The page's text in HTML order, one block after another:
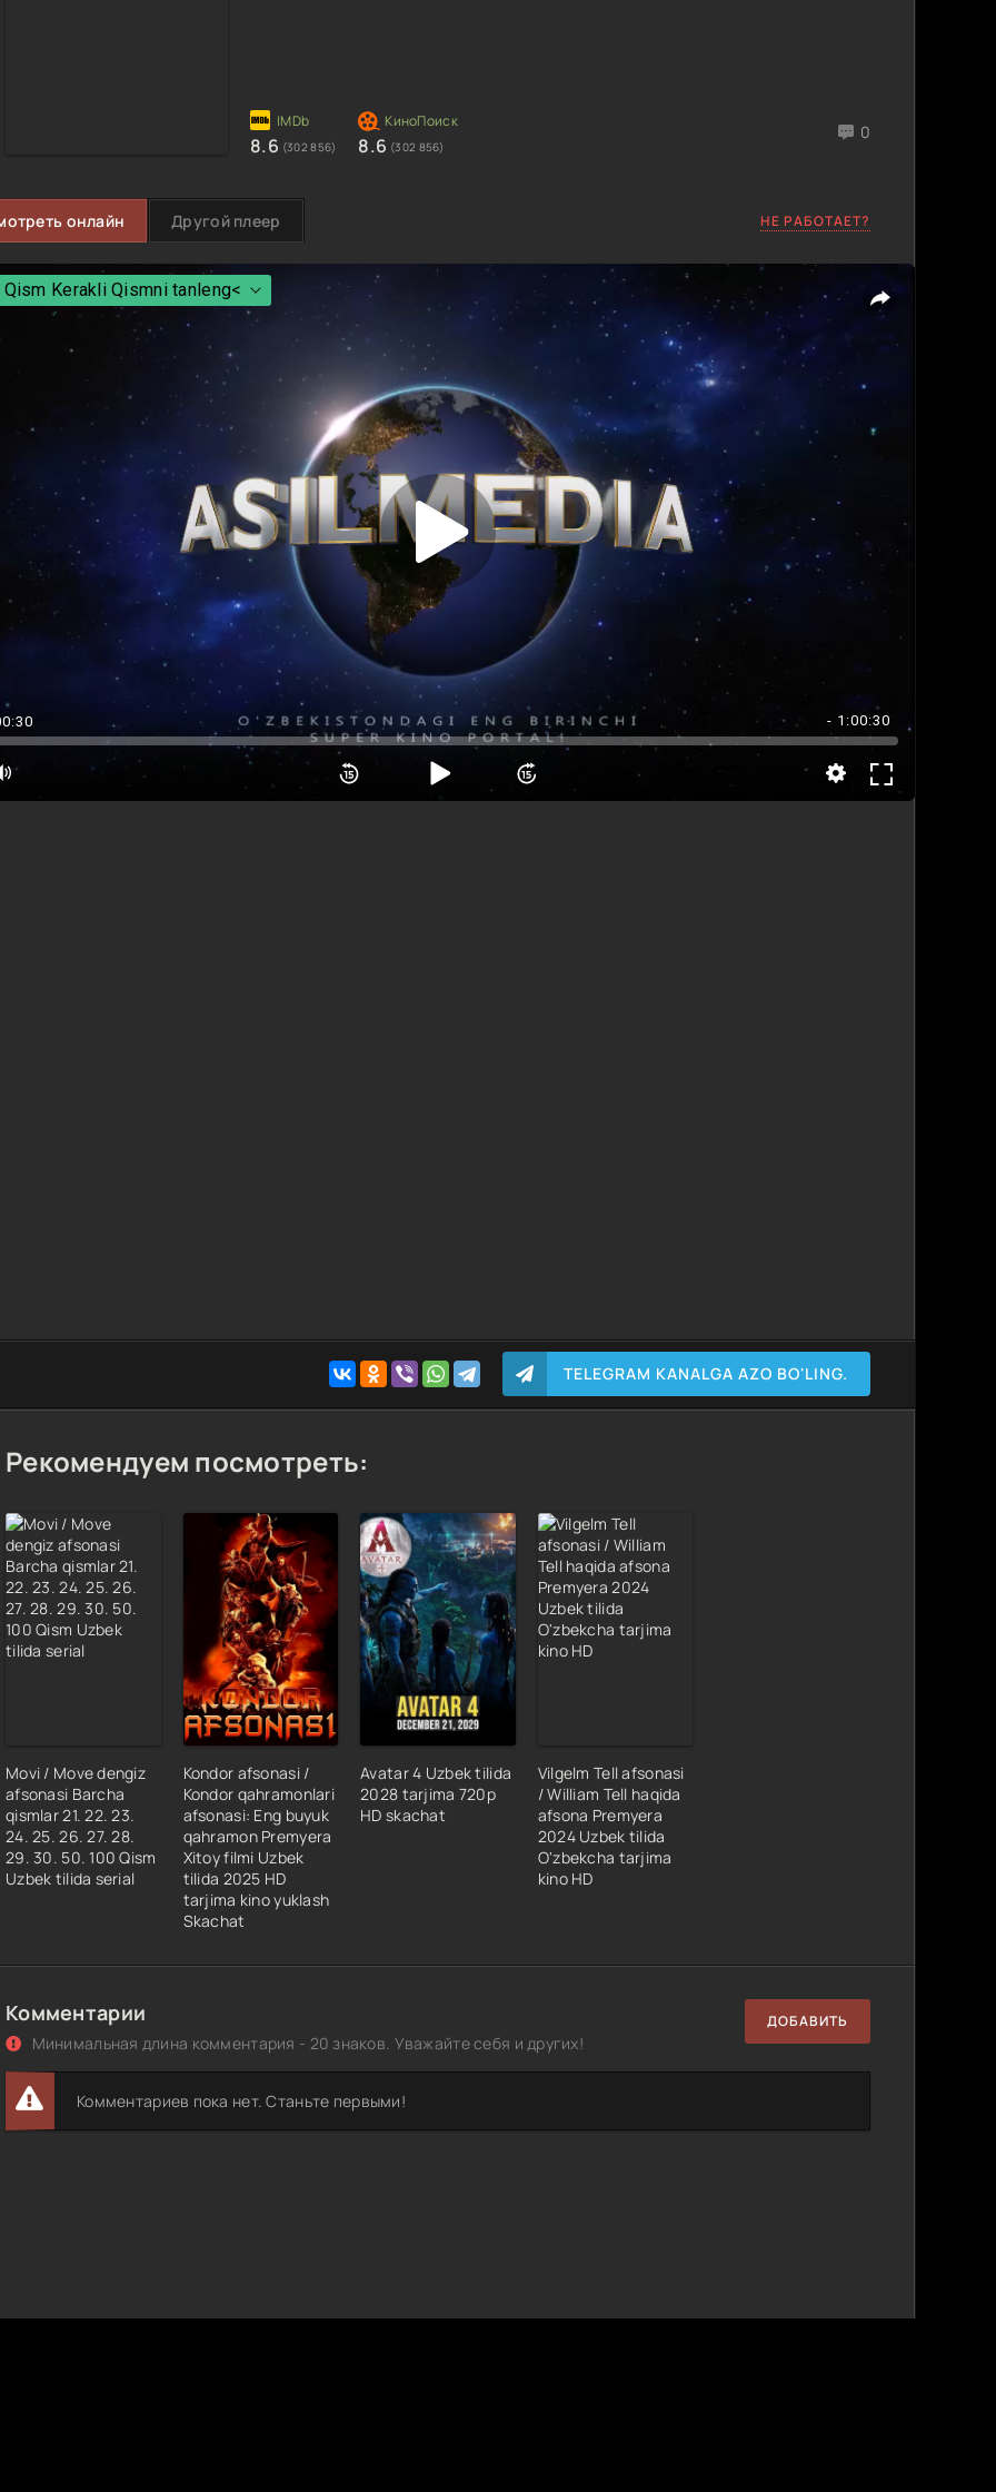
8.6 (302 856) 8.6 (302 856)
0
онлайн Другой плеер НЕ РАБОТАЕТ?
- 1:00:30
Qism Kerakli Qismni tanleng<
Qism Kerakli Qismni tanleng<
Qism
Qism
Qism
TELEGRAM KANALGA AZO BO'LING.
Рекомендуем посмотреть:
Movi / Move dengiz
afsonasi Barcha
qismlar 21. 22. 23.
24. 25. 26. 27. 28.
29. 30. 50. 100 Qism
Uzbek tilida serial
Kondor afsonasi /
Kondor qahramonlari
afsonasi: Eng buyuk
qahramon Premyera
Xitoy filmi Uzbek
tilida 2025 HD
tarjima kino yuklash
Skachat
Avatar 4 Uzbek tilida
2028 tarjima 720p
HD skachat
Vilgelm Tell afsonasi
/ William Tell haqida
afsona Premyera
2024 Uzbek tilida
O'zbekcha tarjima
kino HD
Комментарии
Минимальная длина комментария - 20 знаков. Уважайте себя и других!
ДОБАВИТЬ
Комментариев пока нет. Станьте первыми!